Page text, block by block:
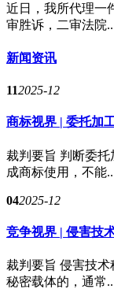
近日，我所代理一
审胜诉，二审法院
新闻资讯
112025-12
商标视界 | 委托加
裁判要旨 判断委
成商标使用，不能
042025-12
竞争视界 | 侵害技
裁判要旨 侵害技
秘密载体的，通常